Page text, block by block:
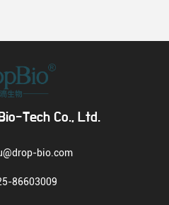
Tech Co., Ltd.
bio.com
86603009